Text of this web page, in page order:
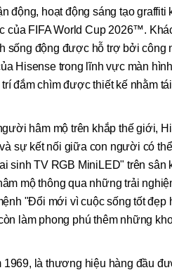
động, hoạt động sáng tạo graffiti
của FIFA World Cup 2026™.
sống động được hỗ trợ bởi công
Hisense trong lĩnh vực màn
đắm chìm được thiết kế nhằm
hâm mộ trên khắp thế giới,
sự kết nối giữa con người có
sinh TV RGB MiniLED" trên sân
mộ thông qua những trải
"Đổi mới vì cuộc sống tốt
làm phong phú thêm những
là thương hiệu hàng đầu